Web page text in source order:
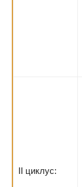
II циклус: